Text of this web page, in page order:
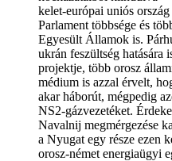
kelet-európai uniós
Parlament többsége és
Egyesült Államok is.
ukrán feszültség hatására
projektje, több orosz
médium is azzal érvelt,
akar háborút, mégpedig
NS2-gázvezetéket.
Navalnij megmérgezése
a Nyugat egy része ezen
orosz-német energiaügyi